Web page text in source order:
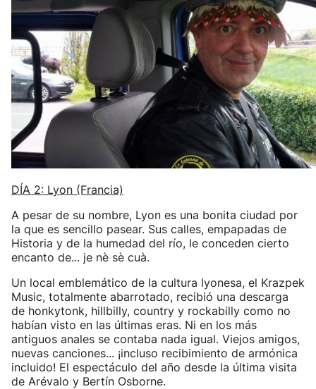
DÍA 2: Lyon (Francia)
A pesar de su nombre, Lyon es una bonita ciudad por
la que es sencillo pasear. Sus calles, empapadas de
Historia y de la humedad del río, le conceden cierto
encanto de... je nè sè cuà.
Un local emblemático de la cultura lyonesa, el Krazpek
Music, totalmente abarrotado, recibió una descarga
de honkytonk, hillbilly, country y rockabilly como no
habían visto en las últimas eras. Ni en los más
antiguos anales se contaba nada igual. Viejos amigos,
nuevas canciones... ¡incluso recibimiento de armónica
incluido! El espectáculo del año desde la última visita
de Arévalo y Bertín Osborne.